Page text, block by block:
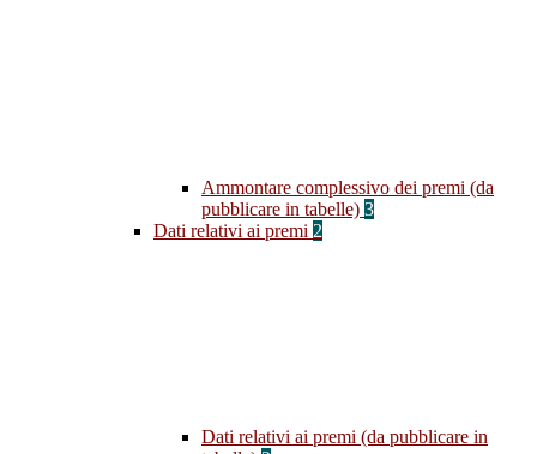
Ammontare complessivo dei premi (da
pubblicare in tabelle) 3
Dati relativi ai premi 2
Dati relativi ai premi (da pubblicare in